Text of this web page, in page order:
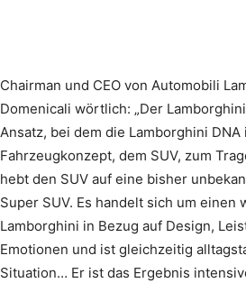
Chairman und CEO von Automobili
Domenicali wörtlich: „Der
Ansatz, bei dem die Lamborghini
Fahrzeugkonzept, dem SUV, zum
hebt den SUV auf eine bisher
Super SUV. Es handelt sich um einen
Lamborghini in Bezug auf Design,
Emotionen und ist gleichzeitig
Situation… Er ist das Ergebnis